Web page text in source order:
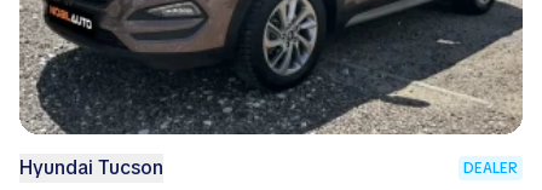
Hyundai Tucson DEALER